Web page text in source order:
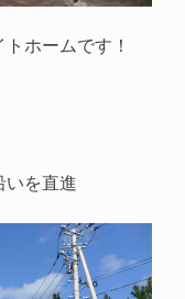
ホームです！
いを直進